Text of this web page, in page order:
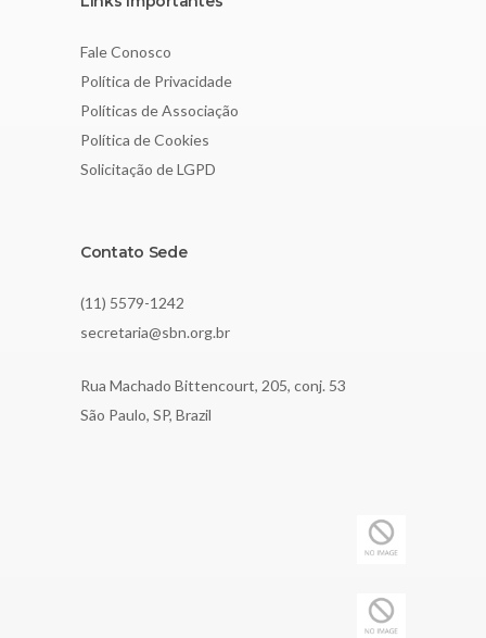
Fale Conosco
Política de Privacidade
Políticas de Associação
Política de Cookies
Solicitação de LGPD
Contato Sede
(11) 5579-1242
secretaria@sbn.org.br
Rua Machado Bittencourt, 205, conj. 53
São Paulo, SP, Brazil